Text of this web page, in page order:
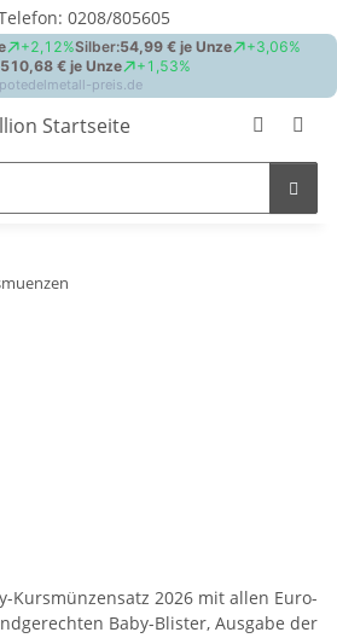
0208/805605